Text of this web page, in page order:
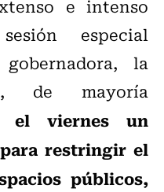
e intenso
especial
la
de mayoría
el viernes un
restringir el
públicos,